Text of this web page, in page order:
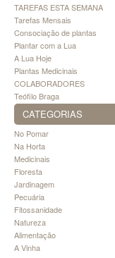
TAREFAS ESTA SEMANA
Tarefas Mensais
Consociação de plantas
Plantar com a Lua
A Lua Hoje
Plantas Medicinais
COLABORADORES
Teófilo Braga
CATEGORIAS
No Pomar
Na Horta
Medicinais
Floresta
Jardinagem
Pecuária
Fitossanidade
Natureza
Alimentação
A Vinha